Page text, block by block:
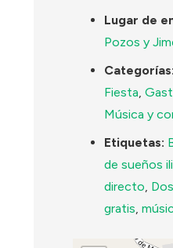
Lugar de
Pozos y
Categorías:
Fiesta ,
Música y
Etiquetas:
de sueños
directo
gratis ,